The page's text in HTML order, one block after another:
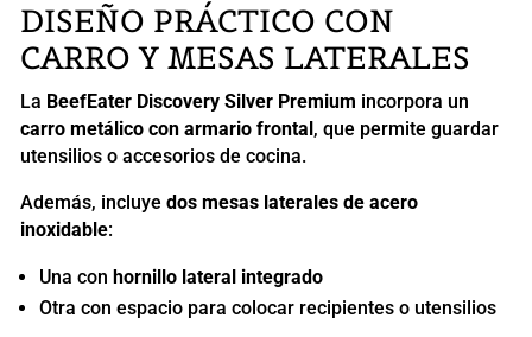
DISEÑO PRÁCTICO CON
CARRO Y MESAS LATERALES
La BeefEater Discovery Silver Premium incorpora un
carro metálico con armario frontal, que permite guardar
utensilios o accesorios de cocina.
Además, incluye dos mesas laterales de acero
inoxidable:
Una con hornillo lateral integrado
Otra con espacio para colocar recipientes o utensilios